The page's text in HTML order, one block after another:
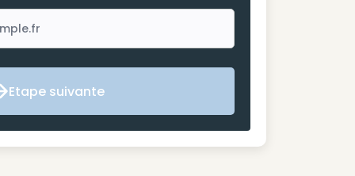
Etape suivante
Etape suivante